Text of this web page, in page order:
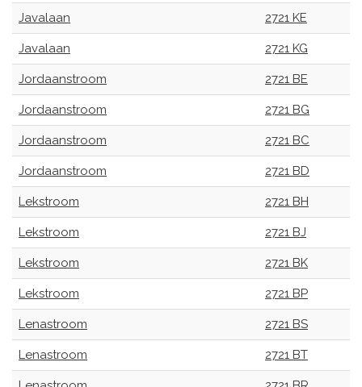
Javalaan 2721 KE
Javalaan 2721 KG
Jordaanstroom 2721 BE
Jordaanstroom 2721 BG
Jordaanstroom 2721 BC
Jordaanstroom 2721 BD
Lekstroom 2721 BH
Lekstroom 2721 BJ
Lekstroom 2721 BK
Lekstroom 2721 BP
Lenastroom 2721 BS
Lenastroom 2721 BT